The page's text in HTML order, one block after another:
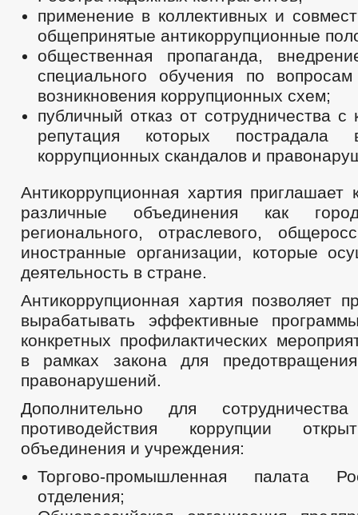
применение в коллективных и
общепринятые антикоррупционные
общественная пропаганда,
специального обучения по вопросам
возникновения коррупционных схем;
публичный отказ от сотрудничества с
репутация которых пострадала
коррупционных скандалов и
Антикоррупционная хартия приглашает
различные объединения как
регионального, отраслевого,
иностранные организации, которые
деятельность в стране.
Антикоррупционная хартия позволяет
вырабатывать эффективные
конкретных профилактических
в рамках закона для
правонарушений.
Дополнительно для
противодействия коррупции
объединения и учреждения:
Торгово-промышленная палата
отделения;